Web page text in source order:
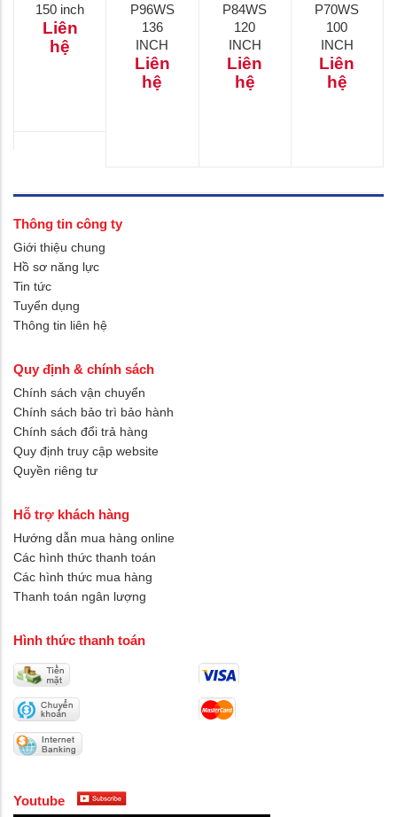
150 inch
Liên
hệ
P96WS
136
INCH
Liên
hệ
P84WS
120
INCH
Liên
hệ
P70WS
100
INCH
Liên
hệ
Thông tin công ty
Giới thiệu chung
Hồ sơ năng lực
Tin tức
Tuyển dụng
Thông tin liên hệ
Quy định & chính sách
Chính sách vận chuyển
Chính sách bảo trì bảo hành
Chính sách đổi trả hàng
Quy định truy cập website
Quyền riêng tư
Hỗ trợ khách hàng
Hướng dẫn mua hàng online
Các hình thức thanh toán
Các hình thức mua hàng
Thanh toán ngân lượng
Hình thức thanh toán
Youtube